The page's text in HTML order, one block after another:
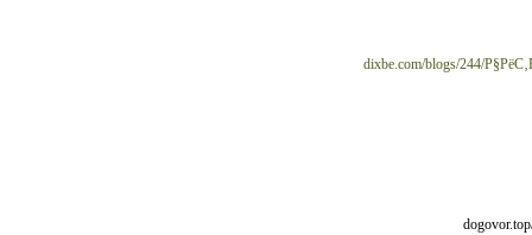
dixbe.com/blogs/244/
[url=http://dogovor.top/wiki/